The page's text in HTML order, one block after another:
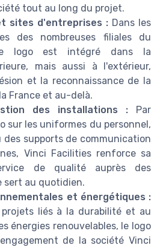
tout au long du projet.
sites d'entreprises : Dans les
des nombreuses filiales du
logo est intégré dans la
mais aussi à l'extérieur,
et la reconnaissance de la
France et au-delà.
des installations : Par
sur les uniformes du personnel,
des supports de communication
Vinci Facilities renforce sa
de qualité auprès des
sert au quotidien.
et énergétiques :
liés à la durabilité et au
énergies renouvelables, le logo
de la société Vinci